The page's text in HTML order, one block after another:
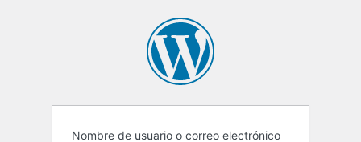
Nombre de usuario o correo electrónico